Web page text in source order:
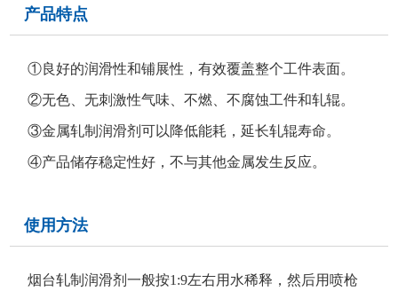
产品特点
①良好的润滑性和铺展性，有效覆盖整个工件表面。
②无色、无刺激性气味、不燃、不腐蚀工件和轧辊。
③金属轧制润滑剂可以降低能耗，延长轧辊寿命。
④产品储存稳定性好，不与其他金属发生反应。
使用方法
烟台轧制润滑剂一般按1:9左右用水稀释，然后用喷枪